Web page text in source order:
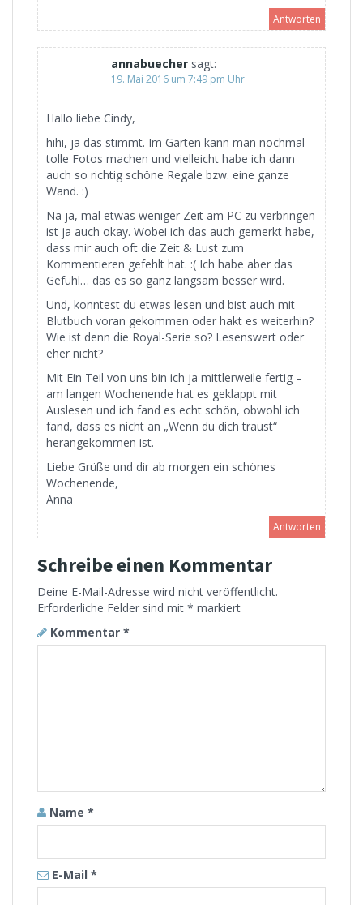
Antworten
annabuecher sagt:
19. Mai 2016 um 7:49 pm Uhr
Hallo liebe Cindy,
hihi, ja das stimmt. Im Garten kann man nochmal
tolle Fotos machen und vielleicht habe ich dann
auch so richtig schöne Regale bzw. eine ganze
Wand. :)
Na ja, mal etwas weniger Zeit am PC zu verbringen
ist ja auch okay. Wobei ich das auch gemerkt habe,
dass mir auch oft die Zeit & Lust zum
Kommentieren gefehlt hat. :( Ich habe aber das
Gefühl… das es so ganz langsam besser wird.
Und, konntest du etwas lesen und bist auch mit
Blutbuch voran gekommen oder hakt es weiterhin?
Wie ist denn die Royal-Serie so? Lesenswert oder
eher nicht?
Mit Ein Teil von uns bin ich ja mittlerweile fertig –
am langen Wochenende hat es geklappt mit
Auslesen und ich fand es echt schön, obwohl ich
fand, dass es nicht an „Wenn du dich traust“
herangekommen ist.
Liebe Grüße und dir ab morgen ein schönes
Wochenende,
Anna
Antworten
Schreibe einen Kommentar
Deine E-Mail-Adresse wird nicht veröffentlicht.
Erforderliche Felder sind mit * markiert
Kommentar *
Name *
E-Mail *